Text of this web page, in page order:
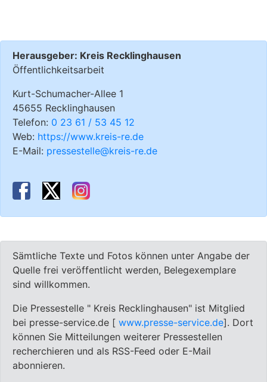
Herausgeber: Kreis Recklinghausen
Öffentlichkeitsarbeit
Kurt-Schumacher-Allee 1
45655 Recklinghausen
Telefon: 0 23 61 / 53 45 12
Web: https://www.kreis-re.de
E-Mail: pressestelle@kreis-re.de
Sämtliche Texte und Fotos können unter Angabe der
Quelle frei veröffentlicht werden, Belegexemplare
sind willkommen.
Die Pressestelle " Kreis Recklinghausen" ist Mitglied
bei presse-service.de [ www.presse-service.de]. Dort
können Sie Mitteilungen weiterer Pressestellen
recherchieren und als RSS-Feed oder E-Mail
abonnieren.